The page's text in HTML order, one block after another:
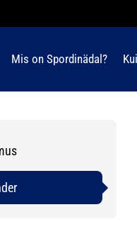
Mis on Spordinädal?